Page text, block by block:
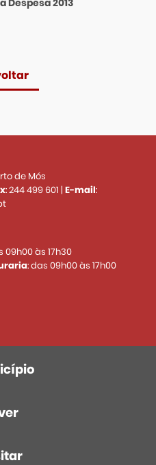
Despesa 2013
de Mós
:244 499 601 | E-mail:
09h00 às 17h30
: das 09h00 às 17h00